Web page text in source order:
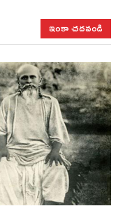
ఇంకా చదవండి